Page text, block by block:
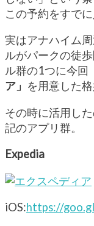
この予約をすで
実はアナハイム
ルがパークの徒
ル群の1つに今回
ア」 を用意した格
その時に活用し
記のアプリ群。
Expedia
iOS:https://